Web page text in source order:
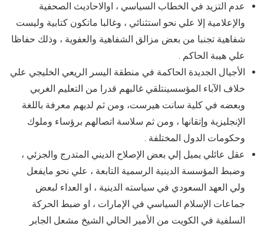
عدم التزيد في الخطاب السياسي ، اوالاحاديث الصحفية
والإعلامية إلا علي نحو استثنائي ، وغالبا ماتكون كتابية وليست
شفاهية تجنبا من بعض مزالق الشفاهية والعفوية ، وذلك حفاظا
علي هيبة الحاكم .
الأجيال الجديدة الحاكمة في منطقة اليسر الريعي الخليجي علي
خلاف الآباء المؤسسينتلقي غالبهم قدرا من التعليم الغربي
وبعضه في كلية سانت هيرست، ومن ثم لديهم معرفة باللغة
الإنجليزية وإتقانها ، ومن ثم سلاسة اتصالهم برؤساء وملوك
وحكومات الدول المختلفة .
عقل عائلي يميل إلي بعض الإصلاح الديني المتدرج والجزئي ،
وضبط المؤسسة الدينية الرسمية التابعة ، علي نحو مايفعل
ولي العهد السعودي في سياسته الدينية ، او العداء لبعض
جماعات الإسلام السياسي في الإمارات ، او ضبط الحركة
السلفية في الكويت من الأمير الحالي الشيخ مشعل الجابر